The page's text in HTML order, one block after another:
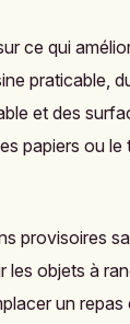
ce qui
praticable,
et des
papiers ou
provisoires
les objets à
un repas